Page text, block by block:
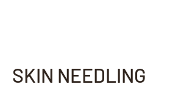
SKIN NEEDLING